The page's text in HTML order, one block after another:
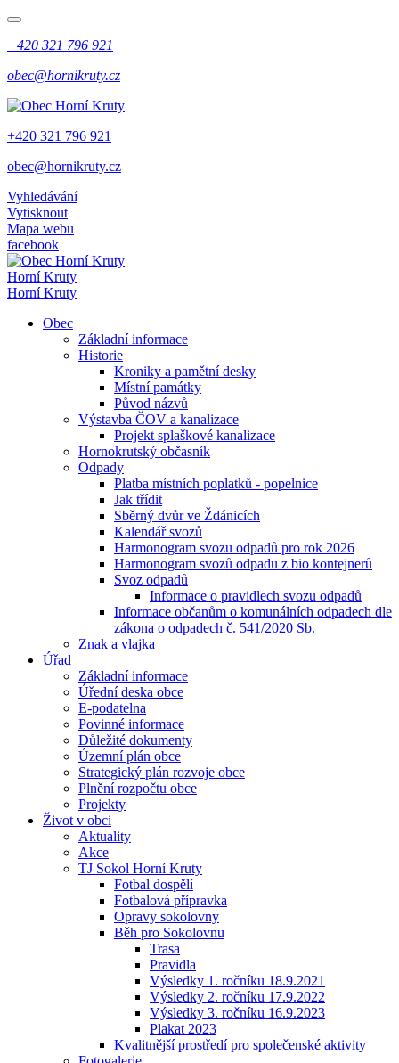
+420 321 796 921
obec@hornikruty.cz
+420 321 796 921
obec@hornikruty.cz
Vyhledávání
Vytisknout
Mapa webu
facebook
Horní Kruty
Horní Kruty
Obec
Základní informace
Historie
Kroniky a pamětní desky
Místní památky
Původ názvů
Výstavba ČOV a kanalizace
Projekt splaškové kanalizace
Hornokrutský občasník
Odpady
Platba místních poplatků - popelnice
Jak třídit
Sběrný dvůr ve Ždánicích
Kalendář svozů
Harmonogram svozu odpadů pro rok 2026
Harmonogram svozů odpadu z bio kontejnerů
Svoz odpadů
Informace o pravidlech svozu odpadů
Informace občanům o komunálních odpadech dle
zákona o odpadech č. 541/2020 Sb.
Znak a vlajka
Úřad
Základní informace
Úřední deska obce
E-podatelna
Povinné informace
Důležité dokumenty
Územní plán obce
Strategický plán rozvoje obce
Plnění rozpočtu obce
Projekty
Život v obci
Aktuality
Akce
TJ Sokol Horní Kruty
Fotbal dospělí
Fotbalová přípravka
Opravy sokolovny
Běh pro Sokolovnu
Trasa
Pravidla
Výsledky 1. ročníku 18.9.2021
Výsledky 2. ročníku 17.9.2022
Výsledky 3. ročníku 16.9.2023
Plakat 2023
Kvalitnější prostředí pro společenské aktivity